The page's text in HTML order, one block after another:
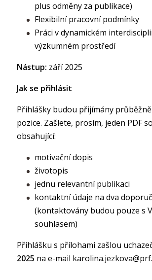
plus odměny za publikace)
Flexibilní pracovní podmínky
Práci v dynamickém
výzkumném prostředí
Nástup: září 2025
Jak se přihlásit
Přihlášky budou přijímány
pozice. Zašlete, prosím, jeden PDF
obsahující:
motivační dopis
životopis
jednu relevantní publikaci
kontaktní údaje na dva
(kontaktovány budou pouze s
souhlasem)
Přihlášku s přílohami zašlou
2025 na e-mail